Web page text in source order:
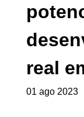
real
01 ago 2023